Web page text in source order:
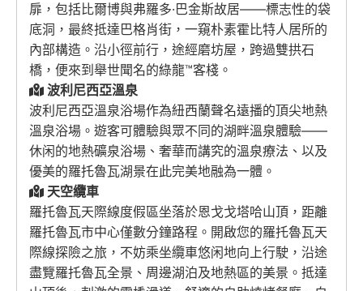
扉，包括比爾博與弗羅多·巴金斯故居——標志性的袋
底洞，最終抵達巴格肖街，一窺朴素霍比特人居所的
內部構造。沿小徑前行，途經磨坊屋，跨過雙拱石
橋，便來到舉世聞名的綠龍™客棧。
波利尼西亞溫泉
波利尼西亞溫泉浴場作為紐西蘭聲名遠播的頂尖地熱
溫泉浴場。遊客可體驗與眾不同的湖畔溫泉體驗——
休闲的地熱礦泉浴場、奢華而講究的溫泉療法、以及
優美的羅托魯瓦湖景在此完美地融為一體。
天空纜車
羅托魯瓦天際線度假區坐落於恩戈戈塔哈山頂，距離
羅托魯瓦市中心僅數分鐘路程。開啟您的羅托魯瓦天
際線探險之旅，不妨乘坐纜車悠闲地向上行駛，沿途
盡覽羅托魯瓦全景、周邊湖泊及地熱區的美景。抵達